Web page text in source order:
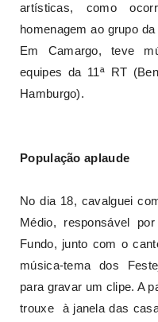
artísticas, como
homenagem ao grupo
Em Camargo, teve
equipes da 11ª RT
Hamburgo).
População aplaude
No dia 18, cavalguei
Médio, responsável
Fundo, junto com o
música-tema dos
para gravar um clipe. A
trouxe à janela das